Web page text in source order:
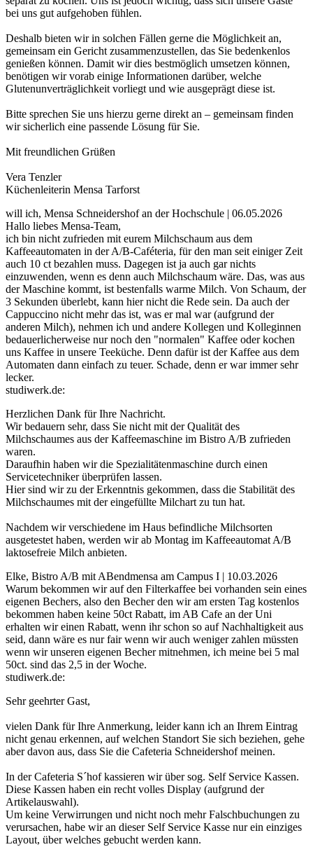
bei uns gut aufgehoben fühlen.
Deshalb bieten wir in solchen Fällen gerne die Möglichkeit an,
gemeinsam ein Gericht zusammenzustellen, das Sie bedenkenlos
genießen können. Damit wir dies bestmöglich umsetzen können,
benötigen wir vorab einige Informationen darüber, welche
Glutenunverträglichkeit vorliegt und wie ausgeprägt diese ist.
Bitte sprechen Sie uns hierzu gerne direkt an – gemeinsam finden
wir sicherlich eine passende Lösung für Sie.
Mit freundlichen Grüßen
Vera Tenzler
Küchenleiterin Mensa Tarforst
will ich, Mensa Schneidershof an der Hochschule | 06.05.2026
Hallo liebes Mensa-Team,
ich bin nicht zufrieden mit eurem Milchschaum aus dem
Kaffeeautomaten in der A/B-Caféteria, für den man seit einiger Zeit
auch 10 ct bezahlen muss. Dagegen ist ja auch gar nichts
einzuwenden, wenn es denn auch Milchschaum wäre. Das, was aus
der Maschine kommt, ist bestenfalls warme Milch. Von Schaum, der
3 Sekunden überlebt, kann hier nicht die Rede sein. Da auch der
Cappuccino nicht mehr das ist, was er mal war (aufgrund der
anderen Milch), nehmen ich und andere Kollegen und Kolleginnen
bedauerlicherweise nur noch den "normalen" Kaffee oder kochen
uns Kaffee in unsere Teeküche. Denn dafür ist der Kaffee aus dem
Automaten dann einfach zu teuer. Schade, denn er war immer sehr
lecker.
studiwerk.de:
Herzlichen Dank für Ihre Nachricht.
Wir bedauern sehr, dass Sie nicht mit der Qualität des
Milchschaumes aus der Kaffeemaschine im Bistro A/B zufrieden
waren.
Daraufhin haben wir die Spezialitätenmaschine durch einen
Servicetechniker überprüfen lassen.
Hier sind wir zu der Erkenntnis gekommen, dass die Stabilität des
Milchschaumes mit der eingefüllte Milchart zu tun hat.
Nachdem wir verschiedene im Haus befindliche Milchsorten
ausgetestet haben, werden wir ab Montag im Kaffeeautomat A/B
laktosefreie Milch anbieten.
Elke, Bistro A/B mit ABendmensa am Campus I | 10.03.2026
Warum bekommen wir auf den Filterkaffee bei vorhanden sein eines
eigenen Bechers, also den Becher den wir am ersten Tag kostenlos
bekommen haben keine 50ct Rabatt, im AB Cafe an der Uni
erhalten wir einen Rabatt, wenn ihr schon so auf Nachhaltigkeit aus
seid, dann wäre es nur fair wenn wir auch weniger zahlen müssten
wenn wir unseren eigenen Becher mitnehmen, ich meine bei 5 mal
50ct. sind das 2,5 in der Woche.
studiwerk.de:
Sehr geehrter Gast,
vielen Dank für Ihre Anmerkung, leider kann ich an Ihrem Eintrag
nicht genau erkennen, auf welchen Standort Sie sich beziehen, gehe
aber davon aus, dass Sie die Cafeteria Schneidershof meinen.
In der Cafeteria S´hof kassieren wir über sog. Self Service Kassen.
Diese Kassen haben ein recht volles Display (aufgrund der
Artikelauswahl).
Um keine Verwirrungen und nicht noch mehr Falschbuchungen zu
verursachen, habe wir an dieser Self Service Kasse nur ein einziges
Layout, über welches gebucht werden kann.